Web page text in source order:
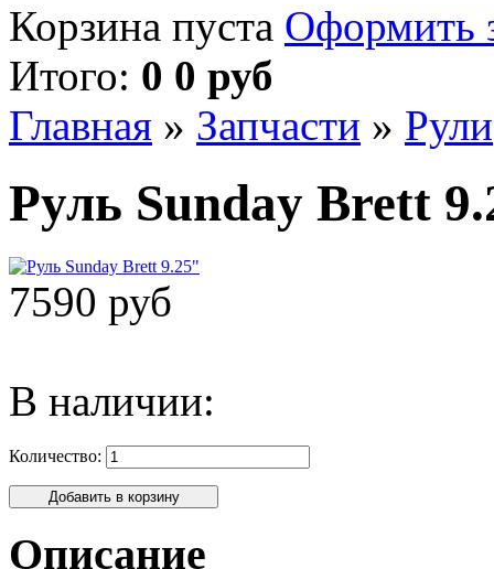
Корзина пуста Оформить
Итого: 0 0 руб
Главная » Запчасти » Рули
Руль Sunday Brett
7590 руб
В наличии:
Количество:
Описание